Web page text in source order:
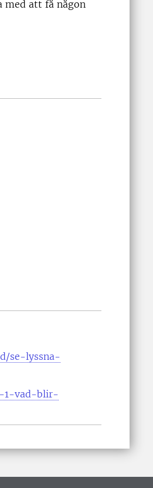
med att få någon
se-lyssna-
1-vad-blir-